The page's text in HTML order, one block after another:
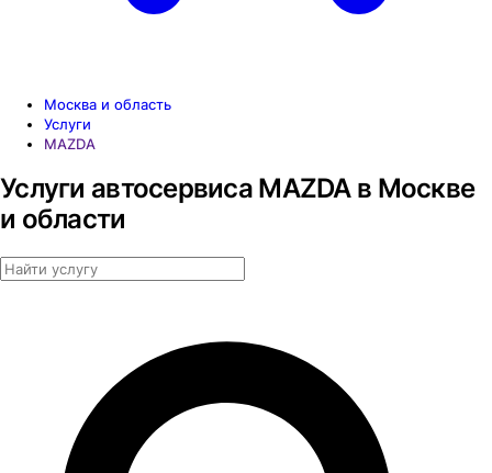
Москва и область
Услуги
MAZDA
Услуги автосервиса MAZDA в Москве
и области